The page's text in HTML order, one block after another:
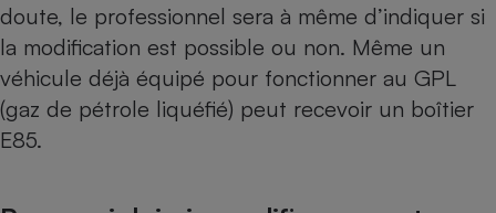
doute, le professionnel sera à même d’indiquer si
la modification est possible ou non. Même un
véhicule déjà équipé pour fonctionner au GPL
(gaz de pétrole liquéfié) peut recevoir un boîtier
E85.